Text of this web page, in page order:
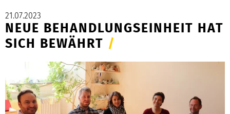
21.07.2023
NEUE BEHANDLUNGSEINHEIT HAT
SICH BEWÄHRT /